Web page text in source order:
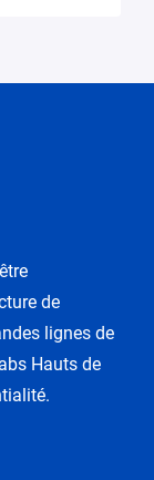
de
lignes de
Hauts de